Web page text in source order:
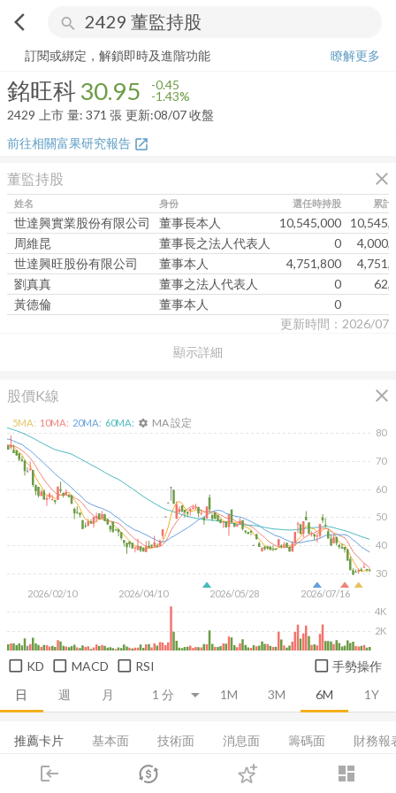
arrow_back_ios search
login dashboard
市場 登入
銘旺科 30.95 -1.43%
訂閱或綁定，解鎖即時及進階功能
瞭解更多
銘旺科 30.95 -0.45
-1.43%
2429
上市 量: 371 張 更新:08/07 收盤
前往相關富果研究報告 open_in_new
董監持股 close
顯示詳細
姓名 身份 選任時持股 累計
世達興實業股份有限公司 董事長本人 10,545,000
周維昆
董事長之法人代表人 0
世達興旺股份有限公司
董事本人 4,751,800
劉真真
董事之法人代表人 0
黃德倫
董事本人
0
更新時間：2026/07
股價K線 close
日 週 月 1M 3M 6M 1Y
2026/02/10 2026/04/10 2026/05/28 2026/07/16
30
40
50
60
70
80
2K
4K
5MA: 10MA: 20MA: 60MA: settings MA 設定
KD MACD RSI 手勢操作
推薦卡片 基本面 技術面 消息面 籌碼面 財務報
集保分布 EPS 成長能力